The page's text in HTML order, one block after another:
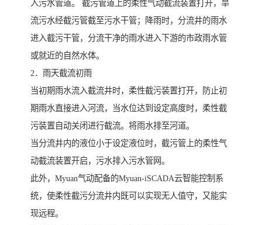
入污水管道。 截污管道上的柔性气动截流装置打开，旱
流污水经截污管截至污水干管；降雨时，分流井的雨水
进入截污干管，分流干净的雨水进入下游的市政雨水管
或就近的自然水体。
2．雨天截流初雨
当初期雨水流入截流井时，柔性截污装置打开，防止初
期雨水直接进入河流，当水位达到设定高度时，柔性截
污装置自动关闭进行截流。将雨水排至河道。
当分流井内的液位小于设定液位时，截污管上的柔性气
动截流装置开启，污水排入污水管网。
此外，Myuan气动配备的Myuan-iSCADA云智能控制系
统，使柔性截污分流井内既可以实现无人值守，又能实
现远程。